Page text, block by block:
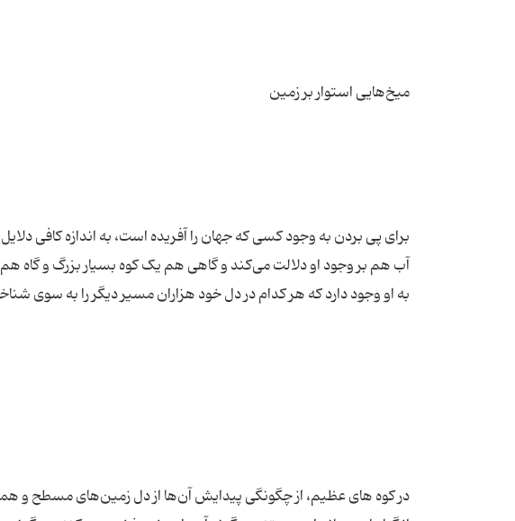
برای پی بردن به وجود کسی که جهان را آفریده است، به اندازه کافی
آب هم بر وجود او دلالت می‌کند و گاهی هم یک کوه بسیار بزرگ و گاه هم
در کوه های عظیم، از چگونگی پیدایش آن‌ها از دل زمین‌های مسطح و